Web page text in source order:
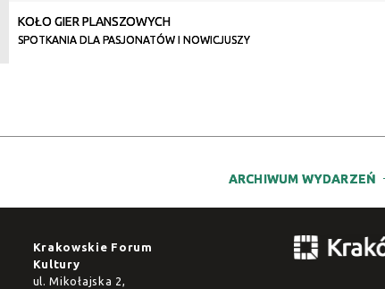
KOŁO GIER PLANSZOWYCH
SPOTKANIA DLA PASJONATÓW I NOWICJUSZY
ARCHIWUM WYDARZEŃ
Krakowskie Forum
Kultury
ul. Mikołajska 2,